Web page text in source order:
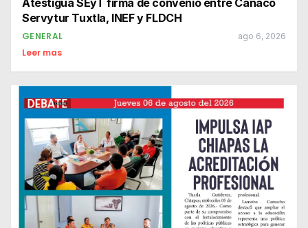
Atestigua SEyT firma de convenio entre Canaco
Servytur Tuxtla, INEF y FLDCH
GENERAL ago 6, 2026
Leer mas